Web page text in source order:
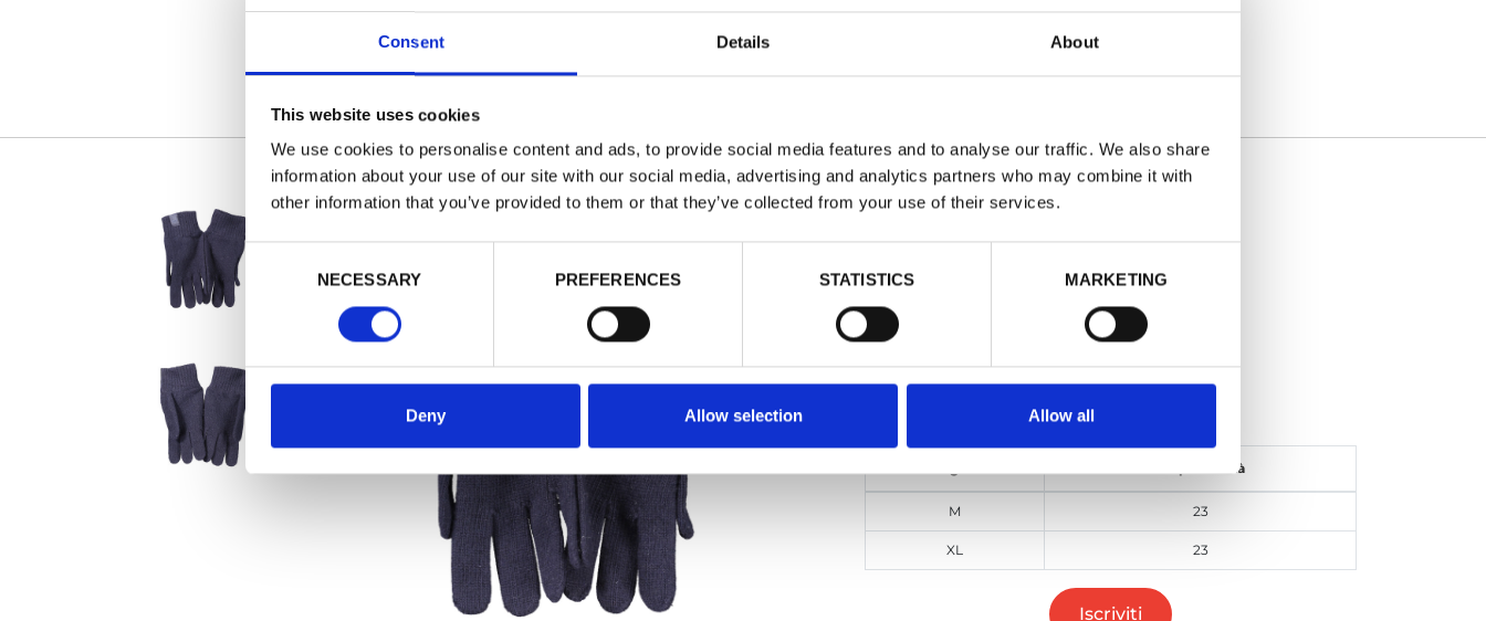
Consent Details About
This website uses cookies
We use cookies to personalise content and ads, to provide social media features and to analyse our traffic. We also share
information about your use of our site with our social media, advertising and analytics partners who may combine it with
other information that you’ve provided to them or that they’ve collected from your use of their services.
Consent
NECESSARY PREFERENCES STATISTICS MARKETING
Deny Allow selection Allow all
NORTH SAILS
Guanti - Uomo - Blu
Vedi Prezzo
Disponibilità
M 23
XL 23
Iscriviti